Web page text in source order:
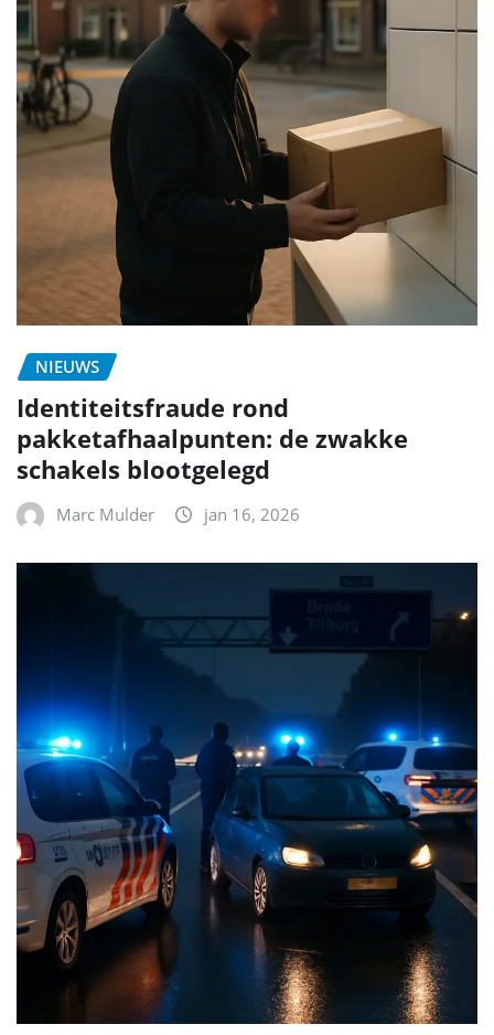
NIEUWS
Identiteitsfraude rond
pakketafhaalpunten: de zwakke
schakels blootgelegd
Marc Mulder jan 16, 2026